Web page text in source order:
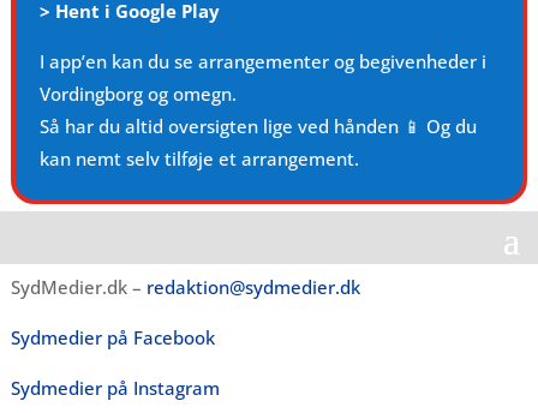
> Hent i Google Play
I app’en kan du se arrangementer og begivenheder i
Vordingborg og omegn.
Så har du altid oversigten lige ved hånden 📱 Og du
kan nemt selv tilføje et arrangement.
SydMedier.dk – redaktion@sydmedier.dk
Sydmedier på Facebook
Sydmedier på Instagram